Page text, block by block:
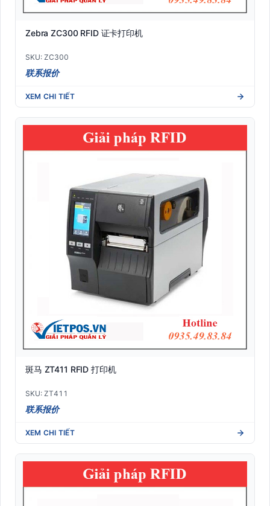
Zebra ZC300 RFID 证卡打印机
SKU: ZC300
联系报价
XEM CHI TIẾT
斑马 ZT411 RFID 打印机
SKU: ZT411
联系报价
XEM CHI TIẾT